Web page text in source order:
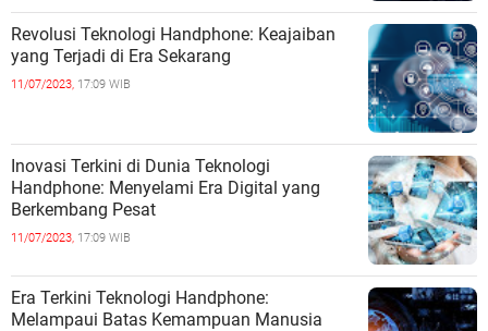
Revolusi Teknologi Handphone: Keajaiban
yang Terjadi di Era Sekarang
11/07/2023, 17:09 WIB
Inovasi Terkini di Dunia Teknologi
Handphone: Menyelami Era Digital yang
Berkembang Pesat
11/07/2023, 17:09 WIB
Era Terkini Teknologi Handphone:
Melampaui Batas Kemampuan Manusia